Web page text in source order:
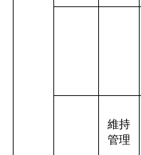
維持
管理